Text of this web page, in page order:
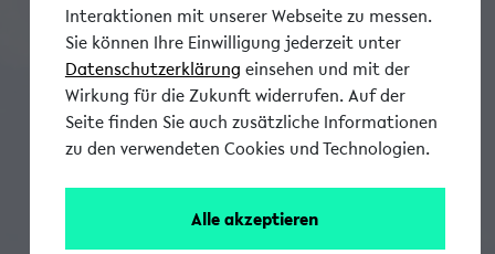
Interaktionen mit unserer Webseite zu messen.
Sie können Ihre Einwilligung jederzeit unter
Datenschutzerklärung einsehen und mit der
Wirkung für die Zukunft widerrufen. Auf der
Seite finden Sie auch zusätzliche Informationen
zu den verwendeten Cookies und Technologien.
Alle akzeptieren